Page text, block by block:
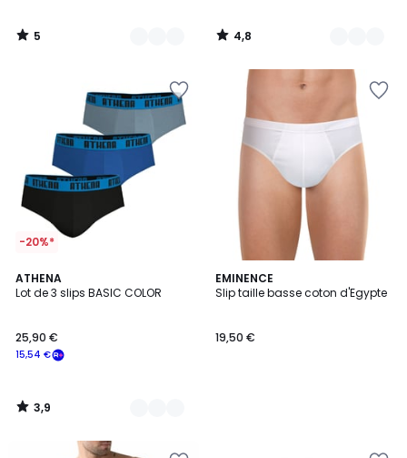
5
/
4,8
/
-20%*
ATHENA
Lot de 3 slips BASIC COLOR
15,54 €
25,90 €
3,9
/ 5
2
Couleurs
3,9
/
EMINENCE
Slip taille basse coton d'Egypte
19,50 €